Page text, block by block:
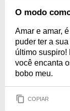
O modo
Amar e amar,
puder ter a
último suspiro!
você encanta
bobo meu.
COPIAR